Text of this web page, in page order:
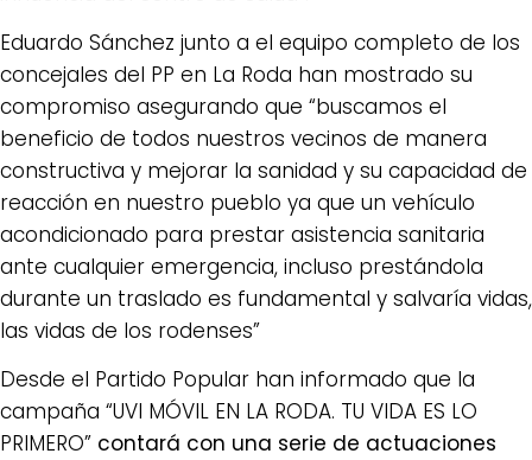
Eduardo Sánchez junto a el equipo completo de los
concejales del PP en La Roda han mostrado su
compromiso asegurando que “buscamos el
beneficio de todos nuestros vecinos de manera
constructiva y mejorar la sanidad y su capacidad de
reacción en nuestro pueblo ya que un vehículo
acondicionado para prestar asistencia sanitaria
ante cualquier emergencia, incluso prestándola
durante un traslado es fundamental y salvaría vidas,
las vidas de los rodenses”
Desde el Partido Popular han informado que la
campaña “UVI MÓVIL EN LA RODA. TU VIDA ES LO
PRIMERO” contará con una serie de actuaciones